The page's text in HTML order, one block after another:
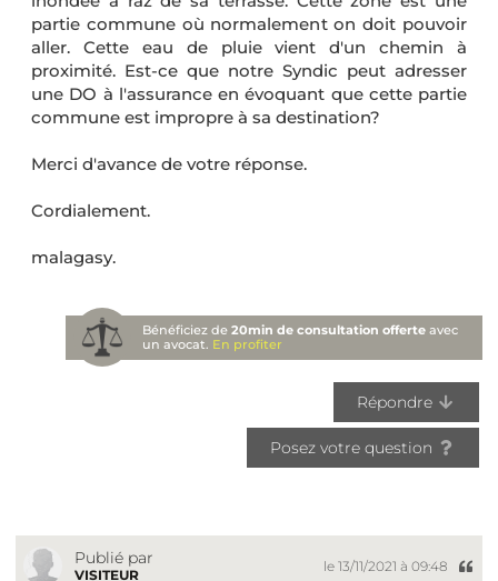
partie commune où normalement on doit pouvoir
aller. Cette eau de pluie vient d'un chemin à
proximité. Est-ce que notre Syndic peut adresser
une DO à l'assurance en évoquant que cette partie
commune est impropre à sa destination?
Merci d'avance de votre réponse.
Cordialement.
malagasy.
Bénéficiez de20min de consultation offerte avec
un avocat. En profiter
Répondre
Posez votre question
Publié par
VISITEUR
le 13/11/2021 à 09:48